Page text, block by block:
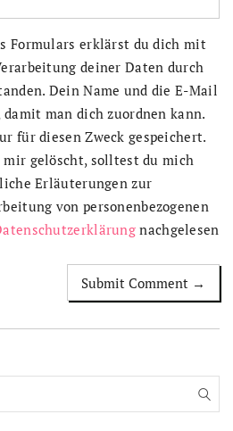
Formulars erklärst du dich mit
deiner Daten durch
Dein Name und die E-Mail
man dich zuordnen kann.
für diesen Zweck gespeichert.
mir gelöscht, solltest du mich
Erläuterungen zur
von personenbezogenen
nachgelesen